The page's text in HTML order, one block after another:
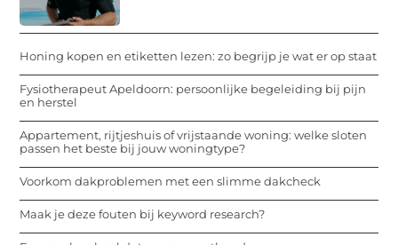
Honing kopen en etiketten lezen: zo begrijp je wat er op staat
Fysiotherapeut Apeldoorn: persoonlijke begeleiding bij pijn
en herstel
Appartement, rijtjeshuis of vrijstaande woning: welke sloten
passen het beste bij jouw woningtype?
Voorkom dakproblemen met een slimme dakcheck
Maak je deze fouten bij keyword research?